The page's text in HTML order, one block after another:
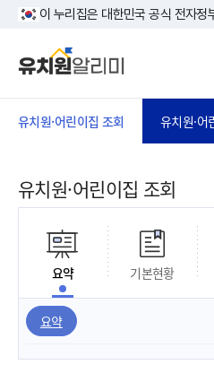
본문 바
이 누리집은 대한민국 공식 전자정
유치원·어린이집 조회 유치원·어
유치원·어린이집 조회
요약 기본현황
요약